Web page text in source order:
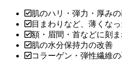
肌のハリ・弾力・厚み
目まわりなど、薄くな
額・眉間・首などに刻
肌の水分保持力の改善
コラーゲン・弾性繊維